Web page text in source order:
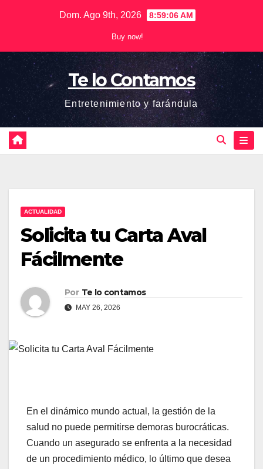
Dom. Ago 9th, 2026 8:59:07 AM
Buy now!
Te lo Contamos
Entretenimiento y farándula
ACTUALIDAD
Solicita tu Carta Aval
Fácilmente
Por Te lo contamos
MAY 26, 2026
En el dinámico mundo actual, la gestión de la
salud no puede permitirse demoras burocráticas.
Cuando un asegurado se enfrenta a la necesidad
de un procedimiento médico, lo último que desea